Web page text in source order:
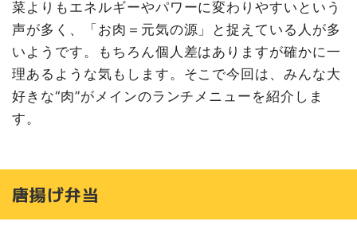
菜よりもエネルギーやパワーに変わりやすいという
声が多く、「お肉＝元気の源」と捉えている人が多
いようです。もちろん個人差はありますが確かに一
理あるような気もします。そこで今回は、みんな大
好きな“肉”がメインのランチメニューを紹介しま
す。
唐揚げ弁当